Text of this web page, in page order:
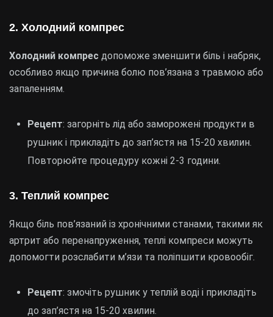
2. Холодний компрес
Холодний компрес допоможе зменшити біль і набряк,
особливо якщо причина болю пов’язана з травмою або
запаленням.
Рецепт: загорніть лід або заморожені продукти в
рушник і прикладіть до зап’ястя на 15-20 хвилин.
Повторюйте процедуру кожні 2-3 години.
3. Теплий компрес
Якщо біль пов’язаний із хронічними станами, такими як
артрит або перенапруження, теплі компреси можуть
допомогти розслабити м’язи та поліпшити кровообіг.
Рецепт: змочіть рушник у теплій воді і прикладіть
до зап’ястя на 15-20 хвилин.